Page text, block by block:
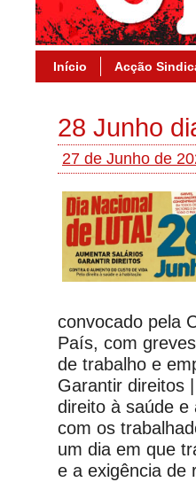
Início Acção
28 Junho
27 de Junho de
convocado pela
País, com
de trabalho e
Garantir direitos
direito à saúde e
com os
um dia em que
e a exigência de